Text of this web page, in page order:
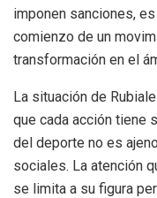
imponen sanciones,
comienzo de un
transformación en el
La situación de
que cada acción tiene
del deporte no es
sociales. La atención
se limita a su figura